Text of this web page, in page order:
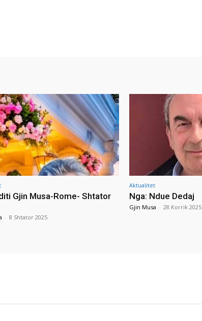
Gjin Musa-Rome- Shtator
- 8 Shtator 2025
Aktualitet
Nga: Ndue Dedaj
Gjin Musa - 28 Korrik 2025